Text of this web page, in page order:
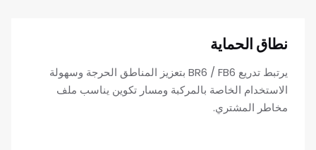
نطاق الحماية
يرتبط تدريع BR6 / FB6 بتعزيز المناطق الحرجة وسهولة
الاستخدام الخاصة بالمركبة ومسار تكوين يناسب ملف
مخاطر المشتري.